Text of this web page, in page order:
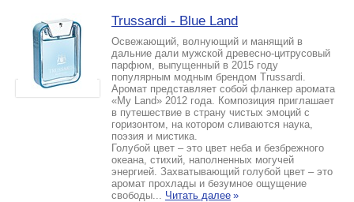
Trussardi - Blue Land
Освежающий, волнующий и манящий в
дальние дали мужской древесно-цитрусовый
парфюм, выпущенный в 2015 году
популярным модным брендом Trussardi.
Аромат представляет собой фланкер аромата
«My Land» 2012 года. Композиция приглашает
в путешествие в страну чистых эмоций с
горизонтом, на котором сливаются наука,
поэзия и мистика.
Голубой цвет – это цвет неба и безбрежного
океана, стихий, наполненных могучей
энергией. Захватывающий голубой цвет – это
аромат прохлады и безумное ощущение
свободы... Читать далее »